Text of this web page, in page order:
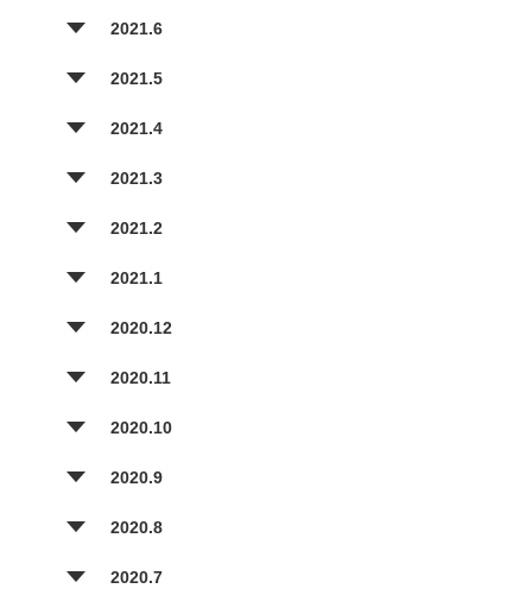
2021.6
2021.5
2021.4
2021.3
2021.2
2021.1
2020.12
2020.11
2020.10
2020.9
2020.8
2020.7